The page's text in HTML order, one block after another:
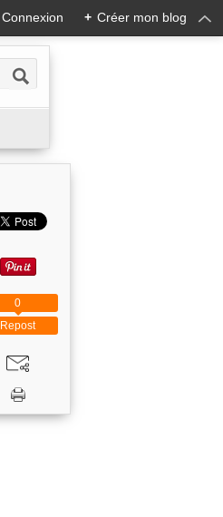
Connexion + Créer mon blog
Repost
0